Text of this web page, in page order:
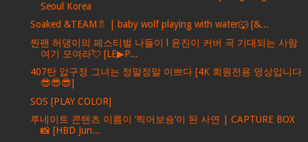
Seoul Korea
Soaked &TEAM🚿 | baby wolf playing with water🐺 [&...
찐팬 허댕이의 페스티벌 나들이 l 윤진이 커버 곡 기대되는 사람
여기 모여라💘 [LE▶P...
407탄 압구정 그녀는 정말정말 이쁘다 [4K 회원전용 영상입니다
😎😎😎]
SOS [PLAY COLOR]
루네이트 콘텐츠 이름이 ‘찍어보숑’이 된 사연 | CAPTURE BOX
📸 [HBD Jun...